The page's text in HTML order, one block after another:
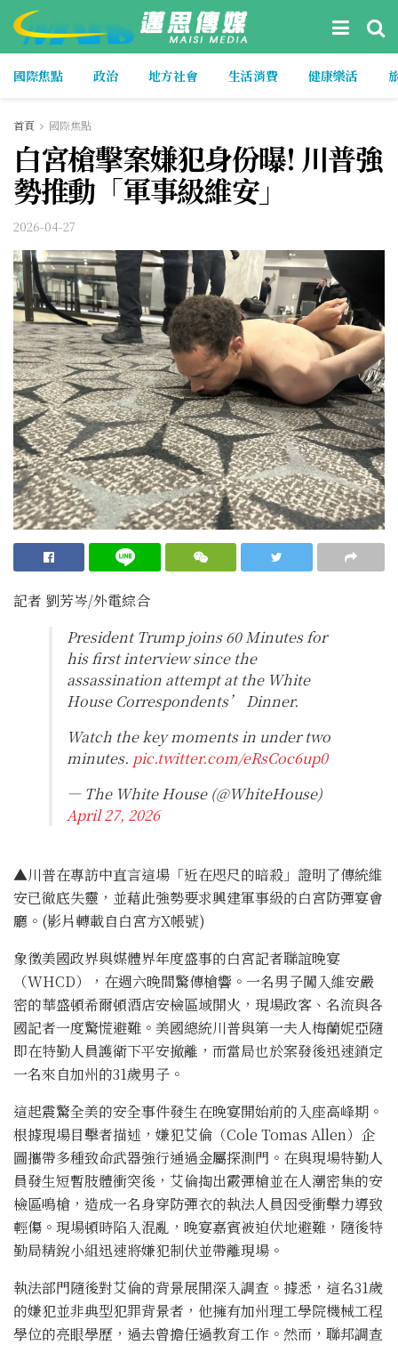
國際焦點 政治 地方社會 生活消費 健康樂活
首頁 國際焦點
白宮槍擊案嫌犯身份曝! 川普強
勢推動「軍事級維安」
2026-04-27
記者 劉芳岑/外電綜合
President Trump joins 60 Minutes for
his first interview since the
assassination attempt at the White
House Correspondents’ Dinner.
Watch the key moments in under two
minutes. pic.twitter.com/eRsCoc6up0
— The White House (@WhiteHouse)
April 27, 2026
▲川普在專訪中直言這場「近在咫尺的暗殺」證明了傳統維
安已徹底失靈，並藉此強勢要求興建軍事級的白宮防彈宴會
廳。(影片轉載自白宮方X帳號)
象徵美國政界與媒體界年度盛事的白宮記者聯誼晚宴
（WHCD），在週六晚間驚傳槍響。一名男子闖入維安嚴
密的華盛頓希爾頓酒店安檢區域開火，現場政客、名流與各
國記者一度驚慌避難。美國總統川普與第一夫人梅蘭妮亞隨
即在特勤人員護衛下平安撤離，而當局也於案發後迅速鎖定
一名來自加州的31歲男子。
這起震驚全美的安全事件發生在晚宴開始前的入座高峰期。
根據現場目擊者描述，嫌犯艾倫（Cole Tomas Allen）企
圖攜帶多種致命武器強行通過金屬探測門。在與現場特勤人
員發生短暫肢體衝突後，艾倫掏出霰彈槍並在人潮密集的安
檢區鳴槍，造成一名身穿防彈衣的執法人員因受衝擊力導致
輕傷。現場頓時陷入混亂，晚宴嘉賓被迫伏地避難，隨後特
勤局精銳小組迅速將嫌犯制伏並帶離現場。
執法部門隨後對艾倫的背景展開深入調查。據悉，這名31歲
的嫌犯並非典型犯罪背景者，他擁有加州理工學院機械工程
學位的亮眼學歷，過去曾擔任過教育工作。然而，聯邦調查